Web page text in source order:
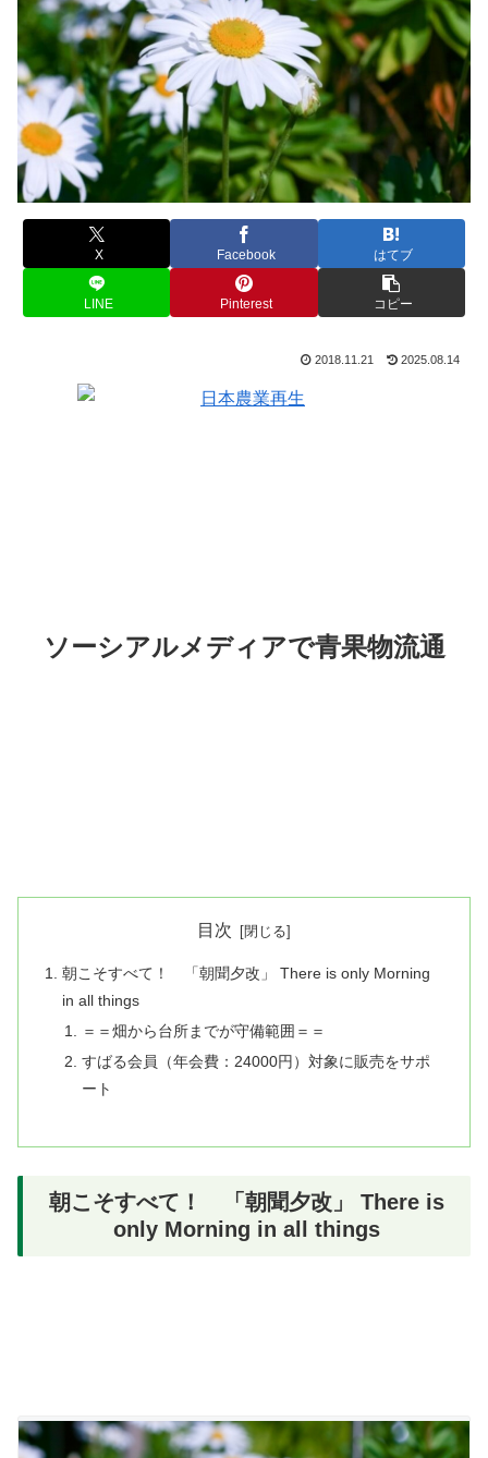
X Facebook はてブ
LINE Pinterest コピー
2018.11.21 2025.08.14
ソーシアルメディアで青果物流通
目次
朝こそすべて！ 「朝聞夕改」 There is only Morning
in all things
＝＝畑から台所までが守備範囲＝＝
すばる会員（年会費：24000円）対象に販売をサポ
ート
朝こそすべて！ 「朝聞夕改」 There is
only Morning in all things